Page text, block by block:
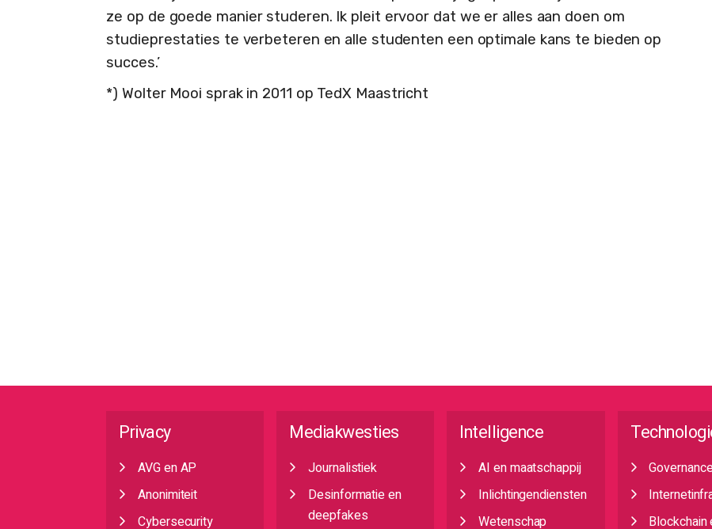
ze op de goede manier studeren. Ik pleit ervoor dat we er alles aan doen om
studieprestaties te verbeteren en alle studenten een optimale kans te bieden op
succes.’
*) Wolter Mooi sprak in 2011 op TedX Maastricht
Privacy
AVG en AP
Anonimiteit
Cybersecurity
Mediakwesties
Journalistiek
Desinformatie en
deepfakes
Intelligence
AI en maatschappij
Inlichtingendiensten
Wetenschap